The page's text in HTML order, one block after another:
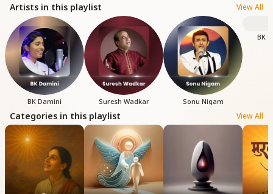
Artists in this playlist View All
BK Damini Suresh Wadkar Sonu Nigam
BK
Categories in this playlist View All